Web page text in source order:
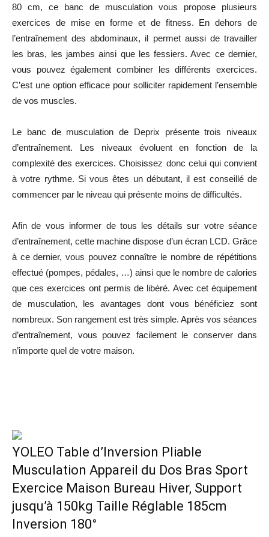
80 cm, ce banc de musculation vous propose plusieurs
exercices de mise en forme et de fitness. En dehors de
l’entraînement des abdominaux, il permet aussi de travailler
les bras, les jambes ainsi que les fessiers. Avec ce dernier,
vous pouvez également combiner les différents exercices.
C’est une option efficace pour solliciter rapidement l’ensemble
de vos muscles.
Le banc de musculation de Deprix présente trois niveaux
d’entraînement. Les niveaux évoluent en fonction de la
complexité des exercices. Choisissez donc celui qui convient
à votre rythme. Si vous êtes un débutant, il est conseillé de
commencer par le niveau qui présente moins de difficultés.
Afin de vous informer de tous les détails sur votre séance
d’entraînement, cette machine dispose d’un écran LCD. Grâce
à ce dernier, vous pouvez connaître le nombre de répétitions
effectué (pompes, pédales, …) ainsi que le nombre de calories
que ces exercices ont permis de libéré. Avec cet équipement
de musculation, les avantages dont vous bénéficiez sont
nombreux. Son rangement est très simple. Après vos séances
d’entraînement, vous pouvez facilement le conserver dans
n’importe quel de votre maison.
YOLEO Table d’Inversion Pliable
Musculation Appareil du Dos Bras Sport
Exercice Maison Bureau Hiver, Support
jusqu’à 150kg Taille Réglable 185cm
Inversion 180°